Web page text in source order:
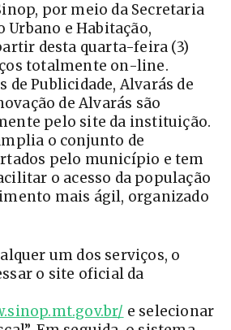
por meio da Secretaria
Urbano e Habitação,
desta quarta-feira (3)
totalmente on-line.
de Publicidade, Alvarás de
de Alvarás são
pelo site da instituição.
o conjunto de
pelo município e tem
o acesso da população
mais ágil, organizado
um dos serviços, o
o site oficial da
e selecionar